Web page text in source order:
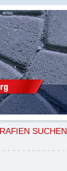
SUCHEN